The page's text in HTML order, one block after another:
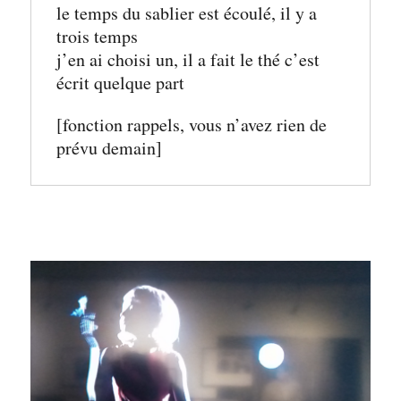
le temps du sablier est écoulé, il y a
trois temps
j’en ai choisi un, il a fait le thé c’est
écrit quelque part
[fonction rappels, vous n’avez rien de